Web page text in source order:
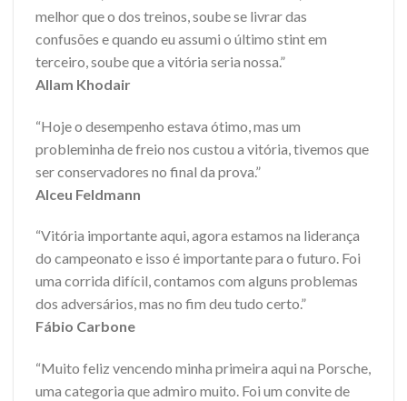
melhor que o dos treinos, soube se livrar das
confusões e quando eu assumi o último stint em
terceiro, soube que a vitória seria nossa.”
Allam Khodair
“Hoje o desempenho estava ótimo, mas um
probleminha de freio nos custou a vitória, tivemos que
ser conservadores no final da prova.”
Alceu Feldmann
“Vitória importante aqui, agora estamos na liderança
do campeonato e isso é importante para o futuro. Foi
uma corrida difícil, contamos com alguns problemas
dos adversários, mas no fim deu tudo certo.”
Fábio Carbone
“Muito feliz vencendo minha primeira aqui na Porsche,
uma categoria que admiro muito. Foi um convite de